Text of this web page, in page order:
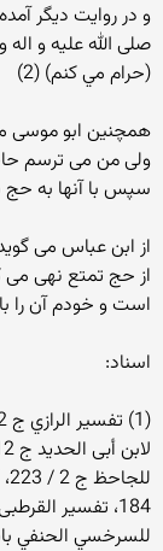
و در روایت دیگر
صلی الله علیه و
(حرام مي كنم) (2)
همچنین ابو موسى
ولى من مى ترسم
سپس با آنها به حج
از ابن عباس می
از حج تمتع نهی می
است و خودم آن را
اسناد:
للسرخسي الحنفي